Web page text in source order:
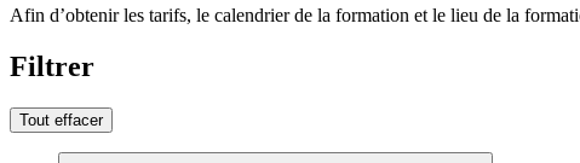
Afin d’obtenir les tarifs, le calendrier de la formation et le lieu de la
Filtrer
Tout effacer